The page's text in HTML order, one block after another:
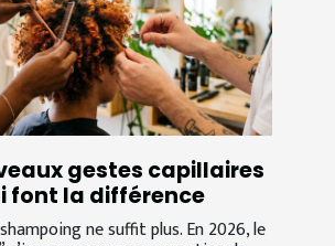
gestes capillaires
font la différence
ne suffit plus. En 2026, le